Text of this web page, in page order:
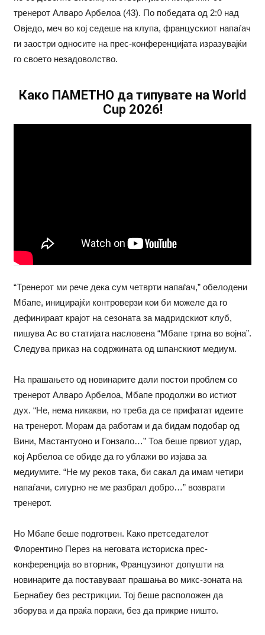
тренерот Алваро Арбелоа (43). По победата од 2:0 над
Овједо, меч во кој седеше на клупа, францускиот напаѓач
ги заостри односите на прес-конференцијата изразувајќи
го своето незадоволство.
Како ПАМЕТНО да типувате на World
Cup 2026!
“Тренерот ми рече дека сум четврти напаѓач,” обелодени
Мбапе, иницирајќи контроверзи кои би можеле да го
дефинираат крајот на сезоната за мадридскиот клуб,
пишува Ас во статијата насловена “Мбапе тргна во војна”.
Следува приказ на содржината од шпанскиот медиум.
На прашањето од новинарите дали постои проблем со
тренерот Алваро Арбелоа, Мбапе продолжи во истиот
дух. “Не, нема никакви, но треба да се прифатат идеите
на тренерот. Морам да работам и да бидам подобар од
Вини, Мастантуоно и Гонзало…” Тоа беше првиот удар,
кој Арбелоа се обиде да го ублажи во изјава за
медиумите. “Не му реков така, би сакал да имам четири
напаѓачи, сигурно не ме разбрал добро…” возврати
тренерот.
Но Мбапе беше подготвен. Како претседателот
Флорентино Перез на неговата историска прес-
конференција во вторник, Французинот допушти на
новинарите да поставуваат прашања во микс-зоната на
Бернабеу без рестрикции. Тој беше расположен да
зборува и да праќа пораки, без да прикрие ништо.